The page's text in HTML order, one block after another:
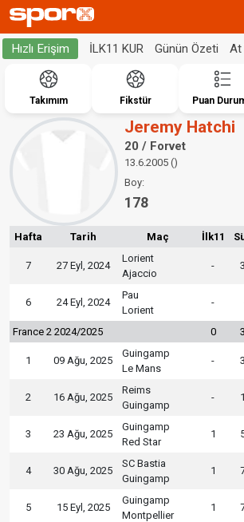
Hızlı Erişim İLK11 KUR Günün Özeti At
Takımım Fikstür Puan
Jeremy Hatchi
20 / Forvet
13.6.2005 ()
Boy:
178
Hafta Tarih Maç İlk11
7 27 Eyl, 2024
Lorient
Ajaccio
-
6 24 Eyl, 2024
Pau
Lorient
-
France 2 2024/2025 0
1 09 Ağu, 2025
Guingamp
Le Mans
-
2 16 Ağu, 2025
Reims
Guingamp
-
3 23 Ağu, 2025
Guingamp
Red Star
1
4 30 Ağu, 2025
SC Bastia
Guingamp
1
5 15 Eyl, 2025
Guingamp
Montpellier
1